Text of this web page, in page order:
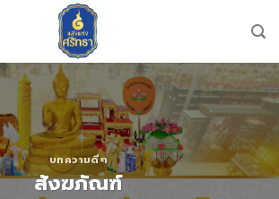
บทความดีๆ
สังฆภัณฑ์